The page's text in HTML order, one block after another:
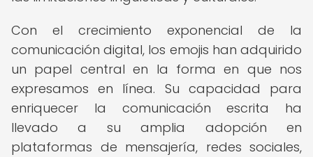
Con el crecimiento exponencial de la
comunicación digital, los emojis han adquirido
un papel central en la forma en que nos
expresamos en línea. Su capacidad para
enriquecer la comunicación escrita ha
llevado a su amplia adopción en
plataformas de mensajería, redes sociales,